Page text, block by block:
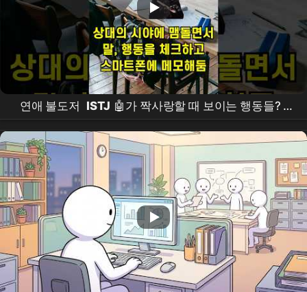
연애 불도저 ISTJ 🤖가 짝사랑할 때 보이는 행동들? |
MBTI 공감 | 잇티제월드